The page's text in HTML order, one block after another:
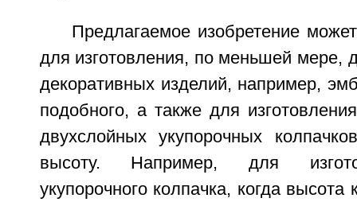
Предлагаемое изобретение
для изготовления, по меньшей мере,
декоративных изделий, например,
подобного, а также для
двухслойных укупорочных
высоту. Например, для
укупорочного колпачка, когда